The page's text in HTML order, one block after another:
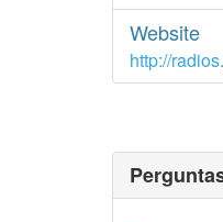
Website
http://